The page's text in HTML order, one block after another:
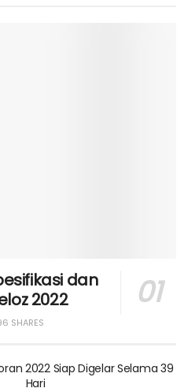
dan
2022
SHARES
2022 Siap Digelar Selama 39
Hari